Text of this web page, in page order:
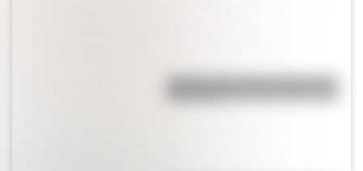
¿Sabías cómo fue la infancia de